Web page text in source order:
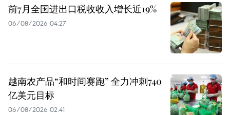
前7月全国进出口税收收入增长近19%
06/08/2026 04:27
越南农产品“和时间赛跑” 全力冲刺740
亿美元目标
06/08/2026 02:41